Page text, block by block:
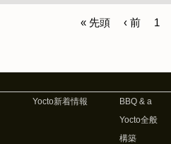
« 先頭 ‹ 前 1
Yocto新着情報
BBQ & a
Yocto全般
構築